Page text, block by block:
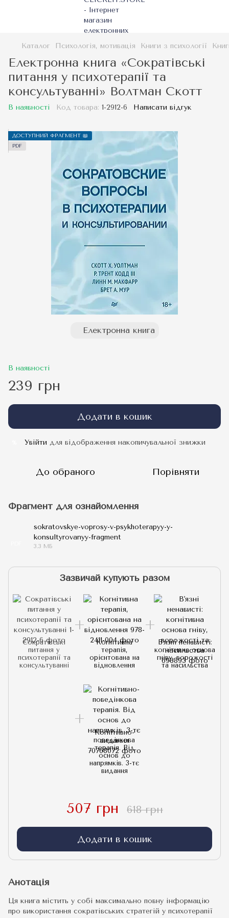
Каталог Психологія, мотивація Книги з психології
Електронна книга «Сократівські
питання у психотерапії та
консультуванні» Волтман Скотт
В наявності Код товара: 1-2912-6 Написати відгук
ДОСТУПНИЙ ФРАГМЕНТ 📖
PDF
Електронна книга
В наявності
239 грн
Додати в кошик
Увійти для відображення накопичувальної знижки
До обраного Порівняти
Фрагмент для ознайомлення
sokratovskye-voprosy-v-psykhoterapyy-y-
konsultyrovanyy-fragment
3.3 МБ
Зазвичай купують разом
Сократівські
питання у
психотерапії та
консультуванні
Когнітивна
терапія,
орієнтована на
відновлення
В'язні ненависті:
когнітивна основа
гніву, ворожості
та насильства
Когнітивно-
поведінкова
терапія. Від
основ до
напрямків. 3-тє
видання
507 грн 618 грн
Додати в кошик
Анотація
Ця книга містить у собі максимально повну інформацію
про використання сократівських стратегій у психотерапії